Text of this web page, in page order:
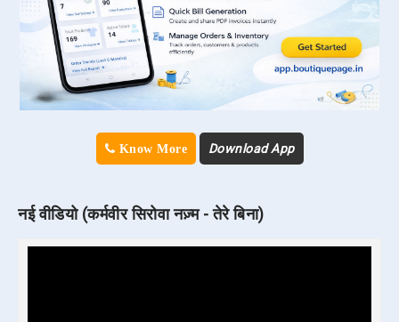
Know More Download App
नई वीडियो (कर्मवीर सिरोवा नज़्म - तेरे बिना)